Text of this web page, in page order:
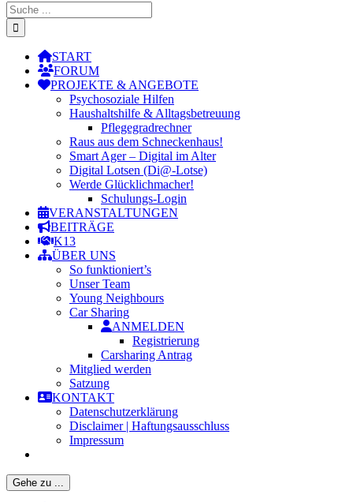
Suche
nach:
START
FORUM
PROJEKTE & ANGEBOTE
Psychosoziale Hilfen
Haushaltshilfe & Alltagsbetreuung
Pflegegradrechner
Raus aus dem Schneckenhaus!
Smart Ager – Digital im Alter
Digital Lotsen (Di@-Lotse)
Werde Glücklichmacher!
Schulungs-Login
VERANSTALTUNGEN
BEITRÄGE
K13
ÜBER UNS
So funktioniert’s
Unser Team
Young Neighbours
Car Sharing
ANMELDEN
Registrierung
Carsharing Antrag
Mitglied werden
Satzung
KONTAKT
Datenschutzerklärung
Disclaimer | Haftungsausschluss
Impressum
Gehe zu ...